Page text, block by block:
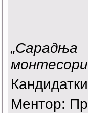
„Сарадња
Ментор: